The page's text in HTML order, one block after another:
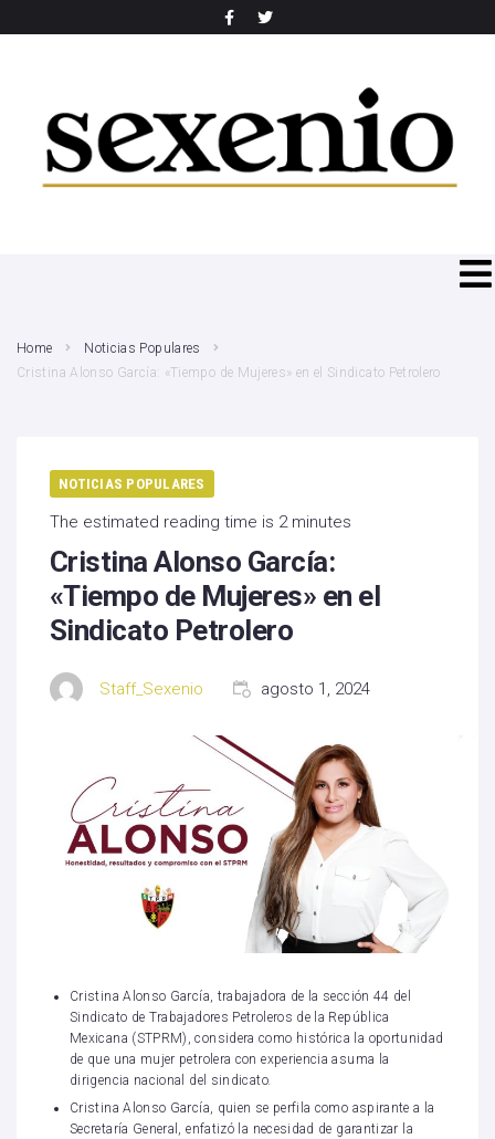
Home
Noticias Populares
Cristina Alonso García: «Tiempo de Mujeres» en el Sindicato Petrolero
NOTICIAS POPULARES
The estimated reading time is 2 minutes
Cristina Alonso García:
«Tiempo de Mujeres» en el
Sindicato Petrolero
Staff_Sexenio agosto 1, 2024
Cristina Alonso García, trabajadora de la sección 44 del
Sindicato de Trabajadores Petroleros de la República
Mexicana (STPRM), considera como histórica la oportunidad
de que una mujer petrolera con experiencia asuma la
dirigencia nacional del sindicato.
Cristina Alonso García, quien se perfila como aspirante a la
Secretaría General, enfatizó la necesidad de garantizar la
SEARCH THIS WEBSITE